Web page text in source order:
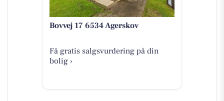
Bovvej 17 6534 Agerskov
Få gratis salgsvurdering på din
bolig ›